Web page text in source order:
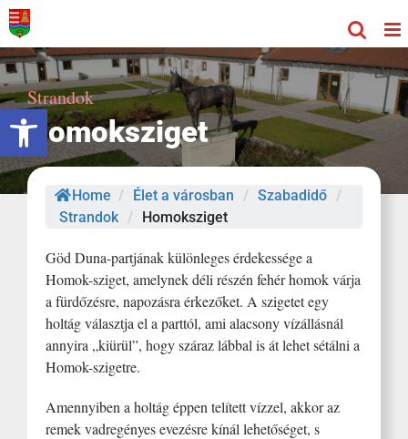
Eszköztár megnyitása
Kihagyás
Strandok
Homoksziget
Home / Élet a városban / Szabadidő /
Strandok / Homoksziget
Göd Duna-partjának különleges érdekessége a
Homok-sziget, amelynek déli részén fehér homok várja
a fürdőzésre, napozásra érkezőket. A szigetet egy
holtág választja el a parttól, ami alacsony vízállásnál
annyira „kiürül”, hogy száraz lábbal is át lehet sétálni a
Homok-szigetre.
Amennyiben a holtág éppen telített vízzel, akkor az
remek vadregényes evezésre kínál lehetőséget, s